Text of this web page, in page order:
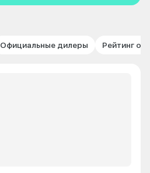
Официальные дилеры Рейтинг